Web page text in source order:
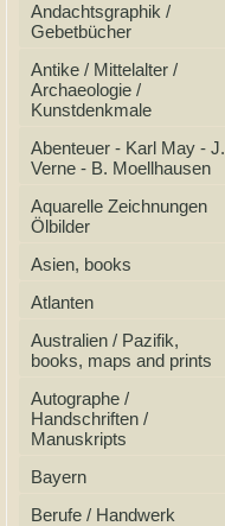
Andachtsgraphik /
Gebetbücher
Antike / Mittelalter /
Archaeologie /
Kunstdenkmale
Abenteuer - Karl May - J.
Verne - B. Moellhausen
Aquarelle Zeichnungen
Ölbilder
Asien, books
Atlanten
Australien / Pazifik,
books, maps and prints
Autographe /
Handschriften /
Manuskripts
Bayern
Berufe / Handwerk